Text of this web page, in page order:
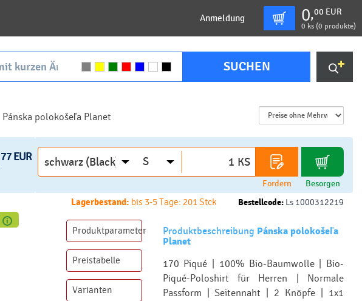
Anmeldung 0,00 EUR
0 ks (0 produkte)
SUCHEN
Pánska polokošeľa Planet
77 EUR KS
Fordern Besorgen
Lagerbestand: bis 3-5 Tage: 201 Stck Bestellcode: Ls 1000312219
Produktbeschreibung Pánska polokošeľa
Planet
170 Piqué | 100% Bio-Baumwolle | Bio-
Piqué-Poloshirt für Herren | Normale
Passform | Seitennaht | 2 Knöpfe | 1x1
Produktparameter
Preistabelle
Varianten